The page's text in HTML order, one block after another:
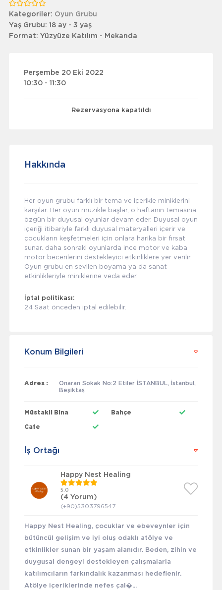
Kategoriler: Oyun Grubu
Yaş Grubu: 18 ay - 3 yaş
Format: Yüzyüze Katılım - Mekanda
Perşembe 20 Eki 2022
10:30 - 11:30
Rezervasyona kapatıldı
Hakkında
Her oyun grubu farklı bir tema ve içerikle miniklerini
karşılar. Her oyun müzikle başlar, o haftanın temasına
özgün bir duyusal oyunlar devam eder. Duyusal oyun
içeriği itibariyle farklı duyusal materyalleri içerir ve
çocukların keşfetmeleri için onlara harika bir fırsat
sunar. daha sonraki oyunlarda ince motor ve kaba
motor becerilerini destekleyici etkinliklere yer verilir.
Oyun grubu en sevilen boyama ya da sanat
etkinlikleriyle miniklerine veda eder.
İptal politikası:
24 Saat önceden iptal edilebilir.
Konum Bilgileri
Adres :
Onaran Sokak No:2 Etiler İSTANBUL, İstanbul,
Beşiktaş
Müstakil Bina Bahçe
Cafe
İş Ortağı
Happy Nest Healing
5.0
(4 Yorum)
(+90)5303796547
Happy Nest Healing, çocuklar ve ebeveynler için
bütüncül gelişim ve iyi oluş odaklı atölye ve
etkinlikler sunan bir yaşam alanıdır. Beden, zihin ve
duygusal dengeyi destekleyen çalışmalarla
katılımcıların farkındalık kazanması hedeflenir.
Atölye içeriklerinde nefes çal�...